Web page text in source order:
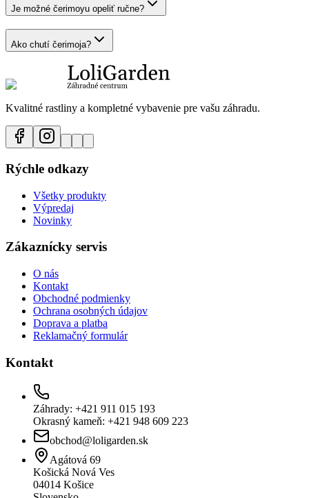
Je možné čerimoyu opeliť ručne?
Ako chutí čerimoja?
Kvalitné rastliny a kompletné vybavenie pre vašu záhradu.
Rýchle odkazy
Všetky produkty
Výpredaj
Novinky
Zákaznícky servis
O nás
Kontakt
Obchodné podmienky
Ochrana osobných údajov
Doprava a platba
Reklamačný formulár
Kontakt
Záhrady: +421 911 015 193
Okrasný kameň: +421 948 609 223
obchod@loligarden.sk
Agátová 69
Košická Nová Ves
04014 Košice